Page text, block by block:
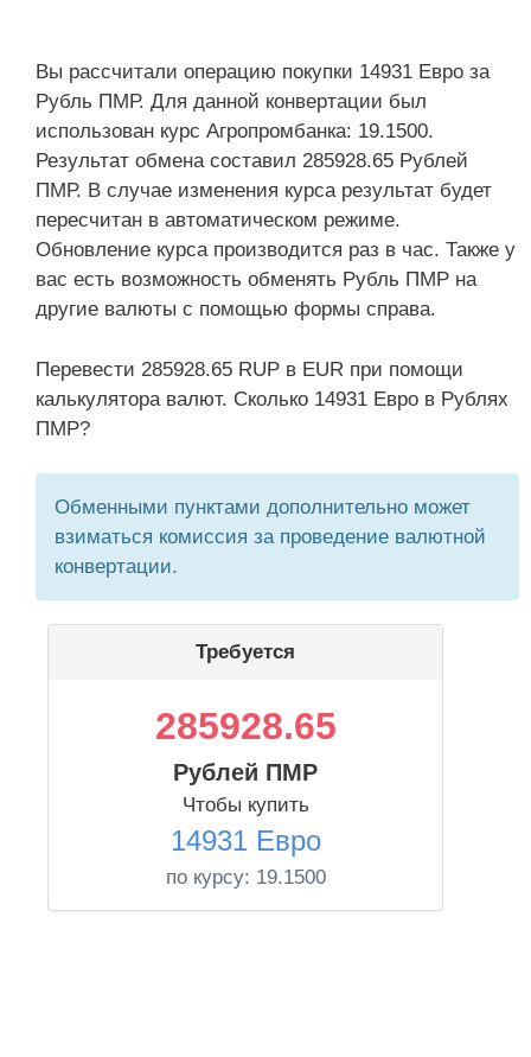
Вы рассчитали операцию покупки 14931 Евро за
Рубль ПМР. Для данной конвертации был
использован курс Агропромбанка: 19.1500.
Результат обмена составил 285928.65 Рублей
ПМР. В случае изменения курса результат будет
пересчитан в автоматическом режиме.
Обновление курса производится раз в час. Также у
вас есть возможность обменять Рубль ПМР на
другие валюты с помощью формы справа.
Перевести 285928.65 RUP в EUR при помощи
калькулятора валют. Сколько 14931 Евро в Рублях
ПМР?
Обменными пунктами дополнительно может
взиматься комиссия за проведение валютной
конвертации.
Требуется
285928.65
Рублей ПМР
Чтобы купить
14931 Евро
по курсу: 19.1500